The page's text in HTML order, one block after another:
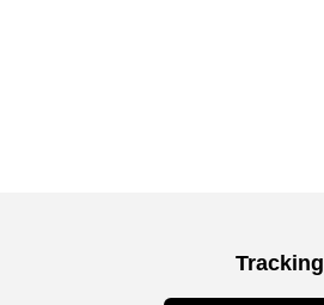
Tracking